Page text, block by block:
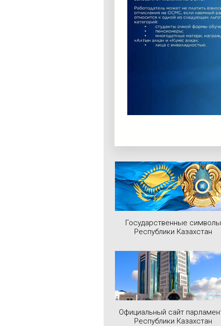
Государственные символы
Республики Казахстан
Официальный сайт
Республики Казахстан